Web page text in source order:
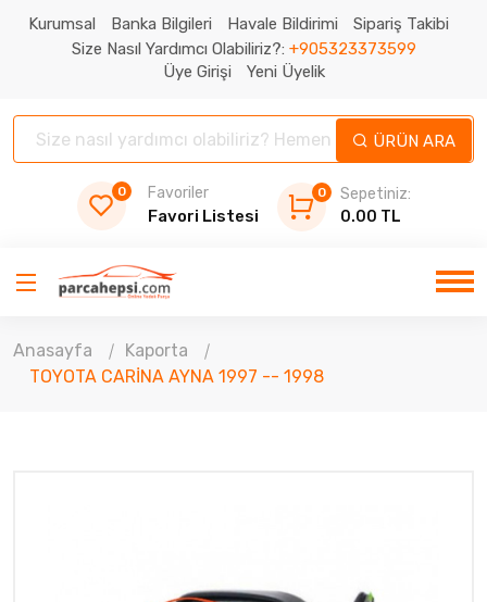
Kurumsal Banka Bilgileri Havale Bildirimi
Sipariş Takibi
Size Nasıl Yardımcı Olabiliriz?: +905323373599
Üye Girişi
Yeni Üyelik
ÜRÜN ARA
0 Favoriler
Favori Listesi
0
Sepetiniz:
0.00 TL
Anasayfa
Kaporta
TOYOTA CARİNA AYNA 1997 -- 1998